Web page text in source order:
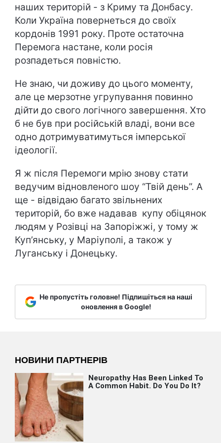
наших територій - з Криму та Донбасу.
Коли Україна повернеться до своїх
кордонів 1991 року. Проте остаточна
Перемога настане, коли росія
розпадеться повністю.
Не знаю, чи доживу до цього моменту,
але це мерзотне угрупування повинно
дійти до свого логічного завершення. Хто
б не був при російській владі, вони все
одно дотримуватимуться імперської
ідеології.
Я ж після Перемоги мрію знову стати
ведучим відновленого шоу “Твій день”. А
ще - відвідаю багато звільнених
територій, бо вже надавав купу обіцянок
людям у Розівці на Запоріжжі, у тому ж
Куп’янську, у Маріуполі, а також у
Луганську і Донецьку.
Не пропустіть головне! Підпишіться на наші
оновлення в Google!